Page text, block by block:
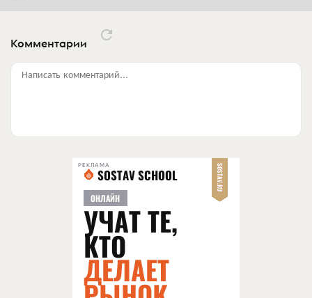
Комментарии
Написать комментарий...
РЕКЛАМА